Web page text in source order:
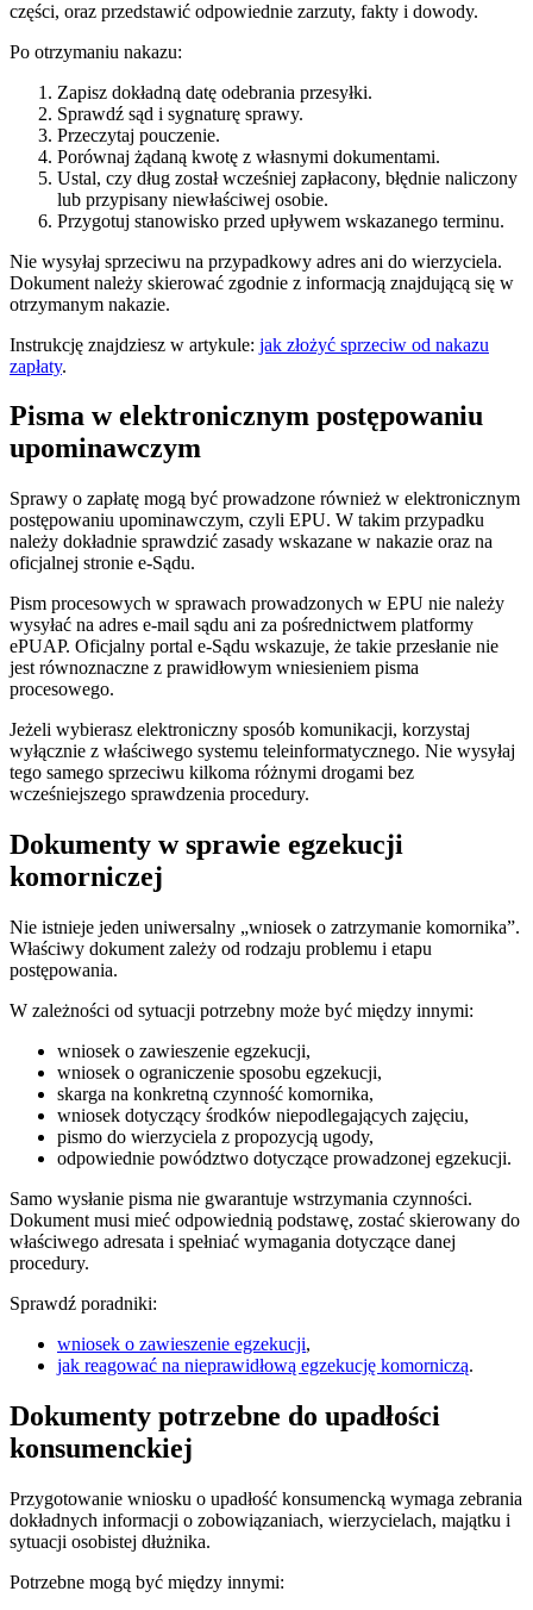
części, oraz przedstawić odpowiednie zarzuty, fakty i dowody.
Po otrzymaniu nakazu:
Zapisz dokładną datę odebrania przesyłki.
Sprawdź sąd i sygnaturę sprawy.
Przeczytaj pouczenie.
Porównaj żądaną kwotę z własnymi dokumentami.
Ustal, czy dług został wcześniej zapłacony, błędnie naliczony
lub przypisany niewłaściwej osobie.
Przygotuj stanowisko przed upływem wskazanego terminu.
Nie wysyłaj sprzeciwu na przypadkowy adres ani do wierzyciela.
Dokument należy skierować zgodnie z informacją znajdującą się w
otrzymanym nakazie.
Instrukcję znajdziesz w artykule: jak złożyć sprzeciw od nakazu
zapłaty.
Pisma w elektronicznym postępowaniu
upominawczym
Sprawy o zapłatę mogą być prowadzone również w elektronicznym
postępowaniu upominawczym, czyli EPU. W takim przypadku
należy dokładnie sprawdzić zasady wskazane w nakazie oraz na
oficjalnej stronie e-Sądu.
Pism procesowych w sprawach prowadzonych w EPU nie należy
wysyłać na adres e-mail sądu ani za pośrednictwem platformy
ePUAP. Oficjalny portal e-Sądu wskazuje, że takie przesłanie nie
jest równoznaczne z prawidłowym wniesieniem pisma
procesowego.
Jeżeli wybierasz elektroniczny sposób komunikacji, korzystaj
wyłącznie z właściwego systemu teleinformatycznego. Nie wysyłaj
tego samego sprzeciwu kilkoma różnymi drogami bez
wcześniejszego sprawdzenia procedury.
Dokumenty w sprawie egzekucji
komorniczej
Nie istnieje jeden uniwersalny „wniosek o zatrzymanie komornika”.
Właściwy dokument zależy od rodzaju problemu i etapu
postępowania.
W zależności od sytuacji potrzebny może być między innymi:
wniosek o zawieszenie egzekucji,
wniosek o ograniczenie sposobu egzekucji,
skarga na konkretną czynność komornika,
wniosek dotyczący środków niepodlegających zajęciu,
pismo do wierzyciela z propozycją ugody,
odpowiednie powództwo dotyczące prowadzonej egzekucji.
Samo wysłanie pisma nie gwarantuje wstrzymania czynności.
Dokument musi mieć odpowiednią podstawę, zostać skierowany do
właściwego adresata i spełniać wymagania dotyczące danej
procedury.
Sprawdź poradniki:
wniosek o zawieszenie egzekucji,
jak reagować na nieprawidłową egzekucję komorniczą.
Dokumenty potrzebne do upadłości
konsumenckiej
Przygotowanie wniosku o upadłość konsumencką wymaga zebrania
dokładnych informacji o zobowiązaniach, wierzycielach, majątku i
sytuacji osobistej dłużnika.
Potrzebne mogą być między innymi: